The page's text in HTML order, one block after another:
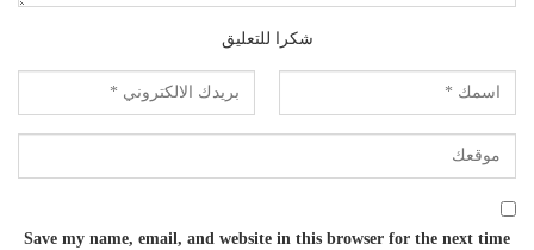
شكرا للتعليق
Save my name, email, and website in this browser for the next time